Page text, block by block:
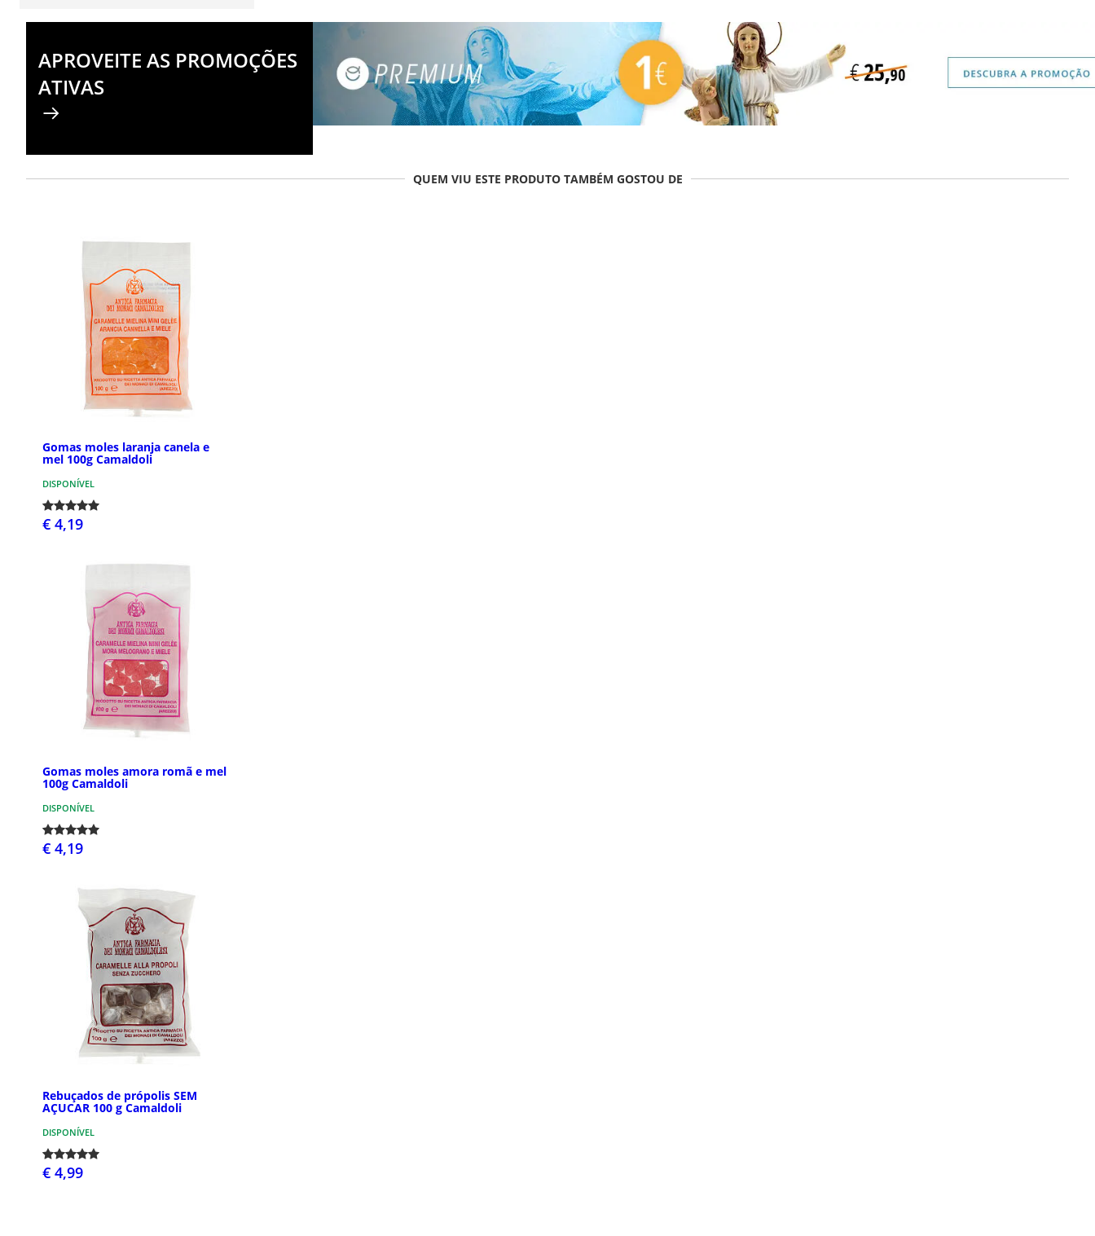
APROVEITE AS PROMOÇÕES
ATIVAS
QUEM VIU ESTE PRODUTO TAMBÉM GOSTOU DE
Gomas moles laranja canela e
mel 100g Camaldoli
DISPONÍVEL
€ 4,19
Gomas moles amora romã e mel
100g Camaldoli
DISPONÍVEL
€ 4,19
Rebuçados de própolis SEM
AÇUCAR 100 g Camaldoli
DISPONÍVEL
€ 4,99